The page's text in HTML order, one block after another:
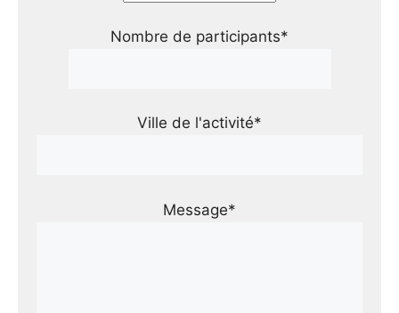
Nombre de participants*
Ville de l'activité*
Message*